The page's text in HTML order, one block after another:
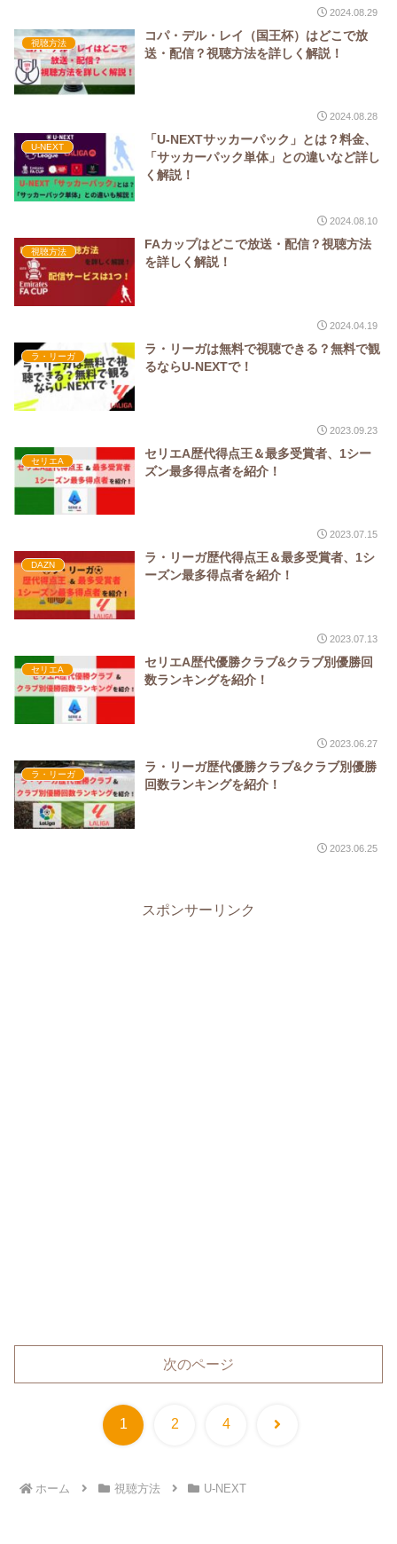
2024.08.29
視聴方法
コパ・デル・レイ（国王杯）はどこで放
送・配信？視聴方法を詳しく解説！
2024.08.28
U-NEXT
「U-NEXTサッカーパック」とは？料金、
「サッカーパック単体」との違いなど詳し
く解説！
2024.08.10
視聴方法
FAカップはどこで放送・配信？視聴方法
を詳しく解説！
2024.04.19
ラ・リーガ
ラ・リーガは無料で視聴できる？無料で観
るならU-NEXTで！
2023.09.23
セリエA
セリエA歴代得点王＆最多受賞者、1シー
ズン最多得点者を紹介！
2023.07.15
DAZN
ラ・リーガ歴代得点王＆最多受賞者、1シ
ーズン最多得点者を紹介！
2023.07.13
セリエA
セリエA歴代優勝クラブ&クラブ別優勝回
数ランキングを紹介！
2023.06.27
ラ・リーガ
ラ・リーガ歴代優勝クラブ&クラブ別優勝
回数ランキングを紹介！
2023.06.25
スポンサーリンク
次のページ
1 2 4 次
ホーム 視聴方法 U-NEXT